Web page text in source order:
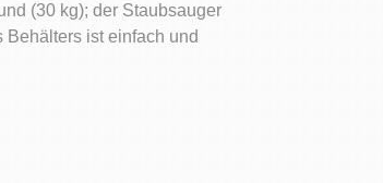
(30 kg); der Staubsauger
ist einfach und